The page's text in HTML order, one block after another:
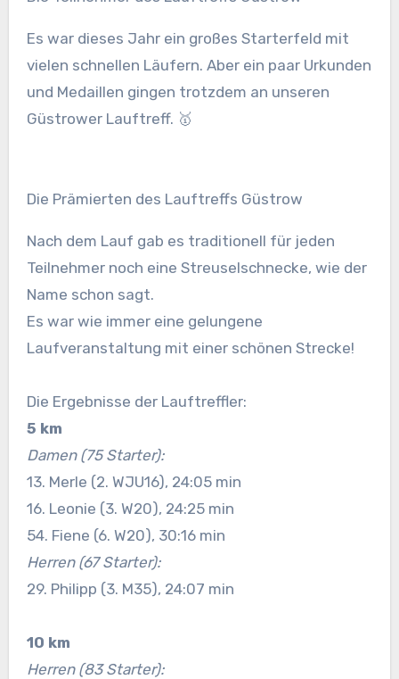
Es war dieses Jahr ein großes Starterfeld mit
vielen schnellen Läufern. Aber ein paar Urkunden
und Medaillen gingen trotzdem an unseren
Güstrower Lauftreff. 🥇
Die Prämierten des Lauftreffs Güstrow
Nach dem Lauf gab es traditionell für jeden
Teilnehmer noch eine Streuselschnecke, wie der
Name schon sagt.
Es war wie immer eine gelungene
Laufveranstaltung mit einer schönen Strecke!
Die Ergebnisse der Lauftreffler:
5 km
Damen (75 Starter):
13. Merle (2. WJU16), 24:05 min
16. Leonie (3. W20), 24:25 min
54. Fiene (6. W20), 30:16 min
Herren (67 Starter):
29. Philipp (3. M35), 24:07 min
10 km
Herren (83 Starter):